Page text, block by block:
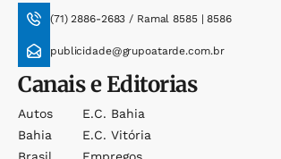
(71) 2886-2683 / Ramal 8585 | 8586
publicidade@grupoatarde.com.br
Canais e Editorias
Autos
Bahia
E.c. Bahia
E.c. Vitória